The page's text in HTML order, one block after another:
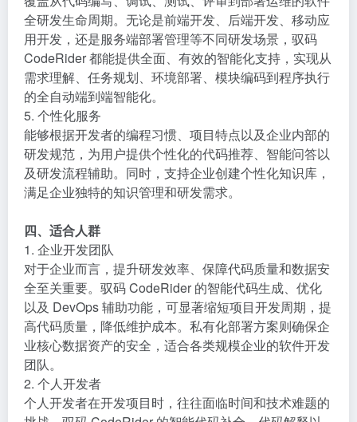
全研发生命周期。无论是前端开发、后端开发、移动应
用开发，还是服务端部署管理等不同研发场景，驭码
CodeRider 都能提供全面、有效的智能化支持，实现从
需求理解、任务规划、环境部署、模块编码到程序执行
的全自动端到端智能化。
5. 个性化服务
能够根据开发者的编程习惯、项目特点以及企业内部的
研发规范，为用户提供个性化的代码推荐、智能问答以
及研发流程辅助。同时，支持企业创建个性化知识库，
满足企业独特的知识管理和研发需求。
四、适合人群
1. 企业开发团队
对于企业而言，提升研发效率、保障代码质量和数据安
全至关重要。驭码 CodeRider 的智能代码生成、优化
以及 DevOps 辅助功能，可显著缩短项目开发周期，提
高代码质量，降低维护成本。私有化部署方案则确保企
业核心数据资产的安全，适合各类规模企业的软件开发
团队。
2. 个人开发者
个人开发者在开发项目时，往往面临时间和技术难题的